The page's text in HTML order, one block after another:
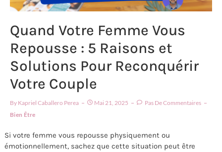
Quand Votre Femme Vous
Repousse : 5 Raisons et
Solutions Pour Reconquérir
Votre Couple
By Kapriel Caballero Perea Mai 21, 2025
Pas De Commentaires
Bien Être
Si votre femme vous repousse physiquement ou
émotionnellement, sachez que cette situation peut être